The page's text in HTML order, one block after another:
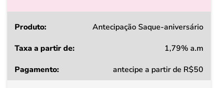
Produto
a
Antecipação Saque-aniversário
1,79% a.m
antecipe a partir de R$50